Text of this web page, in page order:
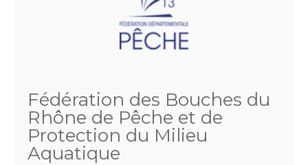
Fédération des Bouches du
Rhône de Pêche et de
Protection du Milieu
Aquatique